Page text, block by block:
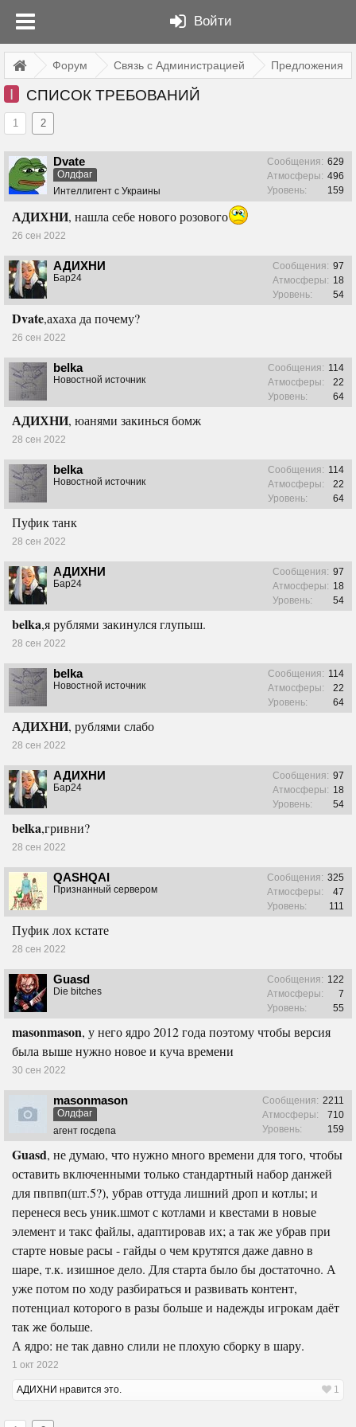
Войти
Форум Связь с Администрацией Предложения
I СПИСОК ТРЕБОВАНИЙ
1 2
Dvate
Олдфаг
Интеллигент с Украины
Сообщения: 629
Атмосферы: 496
Уровень:
159
АДИХНИ, нашла себе нового розового
26 сен 2022
АДИХНИ
Бар24
Сообщения: 97
Атмосферы: 18
Уровень:
54
Dvate,ахаха да почему?
26 сен 2022
belka
Новостной источник
Сообщения: 114
Атмосферы:
22
Уровень:
64
АДИХНИ, юанями закинься бомж
28 сен 2022
belka
Новостной источник
Сообщения: 114
Атмосферы:
22
Уровень:
64
Пуфик танк
28 сен 2022
АДИХНИ
Бар24
Сообщения: 97
Атмосферы: 18
Уровень:
54
belka,я рублями закинулся глупыш.
28 сен 2022
belka
Новостной источник
Сообщения: 114
Атмосферы:
22
Уровень:
64
АДИХНИ, рублями слабо
28 сен 2022
АДИХНИ
Бар24
Сообщения: 97
Атмосферы: 18
Уровень:
54
belka,гривни?
28 сен 2022
QASHQAI
Признанный сервером
Сообщения: 325
Атмосферы:
47
Уровень:
111
Пуфик лох кстате
28 сен 2022
Guasd
Die bitches
Сообщения: 122
Атмосферы:
7
Уровень:
55
masonmason, у него ядро 2012 года поэтому чтобы версия
была выше нужно новое и куча времени
30 сен 2022
masonmason
Олдфаг
агент госдепа
Сообщения: 2211
Атмосферы:
710
Уровень:
159
Guasd, не думаю, что нужно много времени для того, чтобы
оставить включенными только стандартный набор данжей
для пвпвп(шт.5?), убрав оттуда лишний дроп и котлы; и
перенеся весь уник.шмот с котлами и квестами в новые
элемент и такс файлы, адаптировав их; а так же убрав при
старте новые расы - гайды о чем крутятся даже давно в
шаре, т.к. изишное дело. Для старта было бы достаточно. А
уже потом по ходу разбираться и развивать контент,
потенциал которого в разы больше и надежды игрокам даёт
так же больше.
А ядро: не так давно слили не плохую сборку в шару.
1 окт 2022
АДИХНИ нравится это. 1